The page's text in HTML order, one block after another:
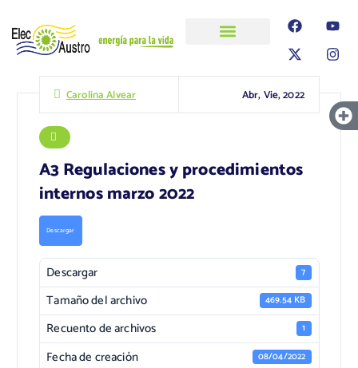
Carolina Alvear Abr, Vie, 2022
A3 Regulaciones y procedimientos
internos marzo 2022
Descargar
Descargar 7
Tamaño del archivo 469.54 KB
Recuento de archivos 1
Fecha de creación 08/04/2022